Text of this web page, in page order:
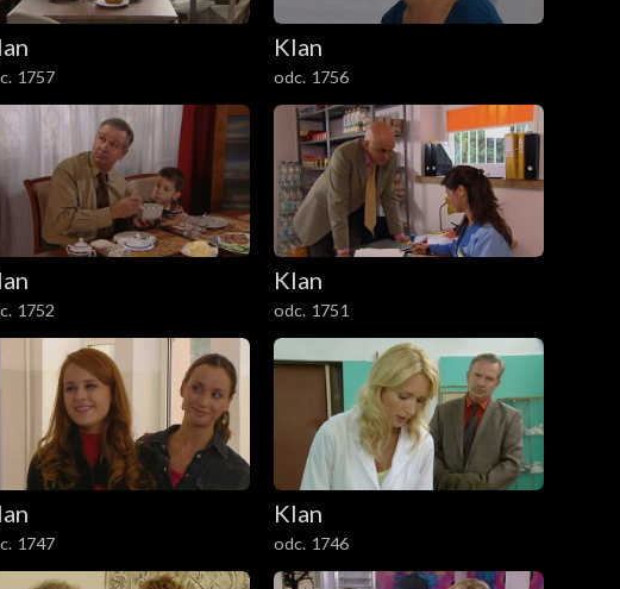
1757
Klan
odc. 1756
1752
Klan
odc. 1751
1747
Klan
odc. 1746